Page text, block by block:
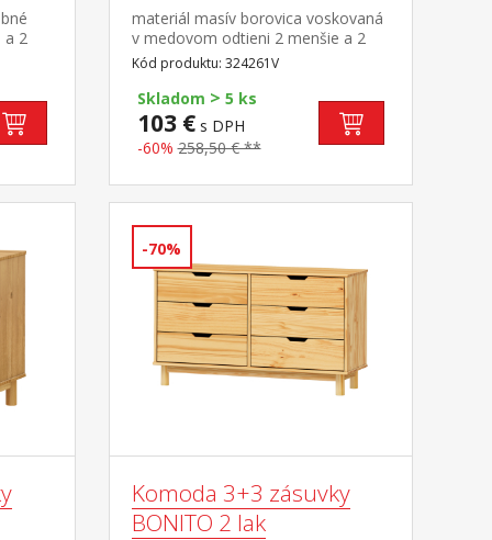
a 2
materiál masív borovica voskovaná
v medovom odtieni 2 menšie a 2
väčšie zásuvky s kovovými
pojazdmi
Kód produktu: 324261V
Skladom > 5 ks
103 €s DPH
-60% 258,50 € **
-70%
Komoda 3+3 zásuvky
BONITO 2 lak